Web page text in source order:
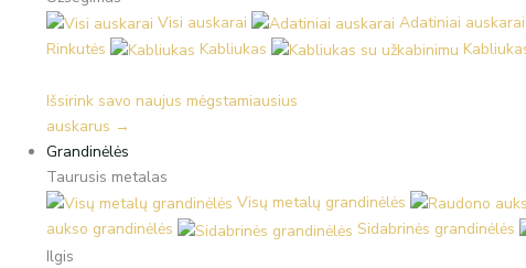
Visi auskarai
Adatiniai auskarai
Rinkutės
Kabliukas
Išsirink savo naujus mėgstamiausius
auskarus →
Grandinėlės
Taurusis metalas
Visų metalų grandinėlės
aukso grandinėlės
Sidabrinės grandinėlės
Ilgis